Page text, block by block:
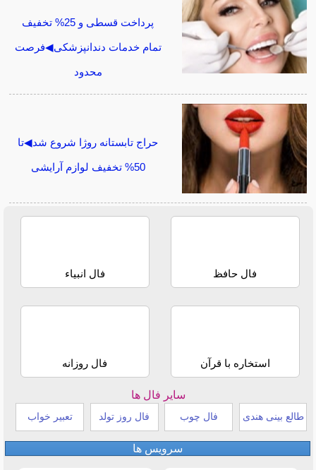
پرداخت قسطی و 25% تخفیف
تمام خدمات دندانپزشکی◀فرصت
محدود
حراج تابستانه روژا شروع شد◀تا
50% تخفیف لوازم آرایشی
فال حافظ فال انبیاء
استخاره با قرآن فال روزانه
سایر فال ها
طالع بینی هندی فال چوب فال روز تولد تعبیر خواب
سرویس ها